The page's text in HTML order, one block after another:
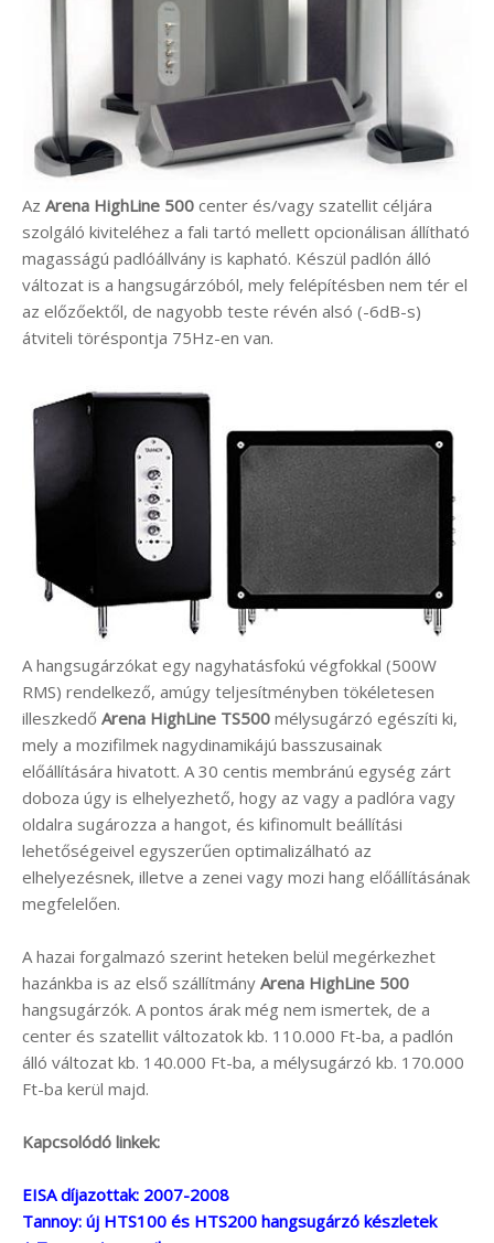
Az Arena HighLine 500 center és/vagy szatellit céljára
szolgáló kiviteléhez a fali tartó mellett opcionálisan állítható
magasságú padlóállvány is kapható. Készül padlón álló
változat is a hangsugárzóból, mely felépítésben nem tér el
az előzőektől, de nagyobb teste révén alsó (-6dB-s)
átviteli töréspontja 75Hz-en van.
A hangsugárzókat egy nagyhatásfokú végfokkal (500W
RMS) rendelkező, amúgy teljesítményben tökéletesen
illeszkedő Arena HighLine TS500 mélysugárzó egészíti ki,
mely a mozifilmek nagydinamikájú basszusainak
előállítására hivatott. A 30 centis membránú egység zárt
doboza úgy is elhelyezhető, hogy az vagy a padlóra vagy
oldalra sugározza a hangot, és kifinomult beállítási
lehetőségeivel egyszerűen optimalizálható az
elhelyezésnek, illetve a zenei vagy mozi hang előállításának
megfelelően.
A hazai forgalmazó szerint heteken belül megérkezhet
hazánkba is az első szállítmány Arena HighLine 500
hangsugárzók. A pontos árak még nem ismertek, de a
center és szatellit változatok kb. 110.000 Ft-ba, a padlón
álló változat kb. 140.000 Ft-ba, a mélysugárzó kb. 170.000
Ft-ba kerül majd.
Kapcsolódó linkek:
EISA díjazottak: 2007-2008
Tannoy: új HTS100 és HTS200 hangsugárzó készletek